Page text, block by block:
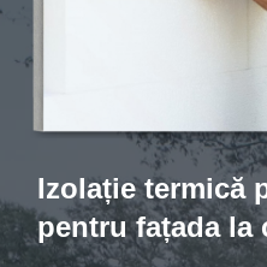
Izolație termică
pentru fațada la